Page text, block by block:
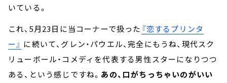
いている。
これ、5月23日に当コーナーで扱った 『恋するプリンタ
ー』 に続いて、グレン・パウエル、完全にもうね、現代スク
リューボール・コメディを代表する男性スターになりつつ
ある、という感じですね。 あの、口がちっちゃいのがいい